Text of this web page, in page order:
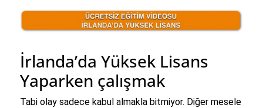
İrlanda’da Yüksek Lisans
Yaparken çalışmak
Tabi olay sadece kabul almakla bitmiyor. Diğer mesele